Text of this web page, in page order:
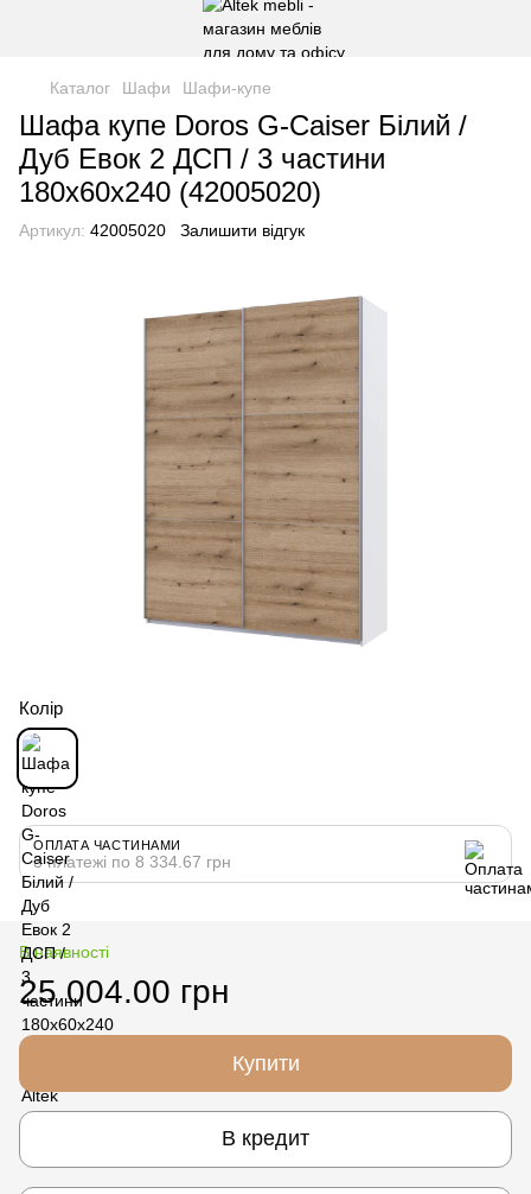
Каталог Шафи Шафи-купе
Шафа купе Doros G-Caiser Білий /
Дуб Евок 2 ДСП / 3 частини
180х60х240 (42005020)
Артикул: 42005020 Залишити відгук
Колір
ОПЛАТА ЧАСТИНАМИ
3 платежі по 8 334.67 грн
В наявності
25 004.00 грн
Купити
В кредит